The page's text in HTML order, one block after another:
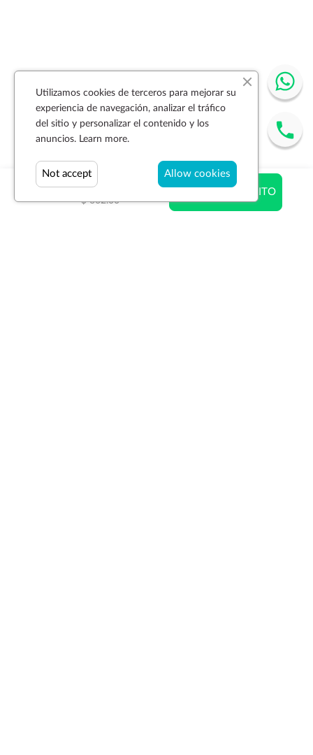
$ 496.50
$ 662.00
AÑADIR AL CARRITO
Utilizamos cookies de terceros para mejorar su
experiencia de navegación, analizar el tráfico
del sitio y personalizar el contenido y los
anuncios. Learn more.
Allow cookies
Not accept